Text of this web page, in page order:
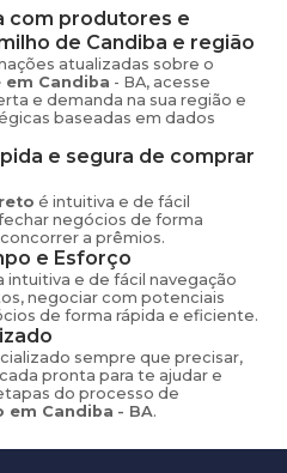
com produtores e
de Candiba e região
atualizadas sobre o
em Candiba - BA, acesse
e demanda na sua região e
baseadas em dados
e segura de comprar
é intuitiva e de fácil
negócios de forma
a prêmios.
e Esforço
intuitiva e de fácil navegação
negociar com potenciais
de forma rápida e eficiente.
sempre que precisar,
pronta para te ajudar e
do processo de
em Candiba - BA.